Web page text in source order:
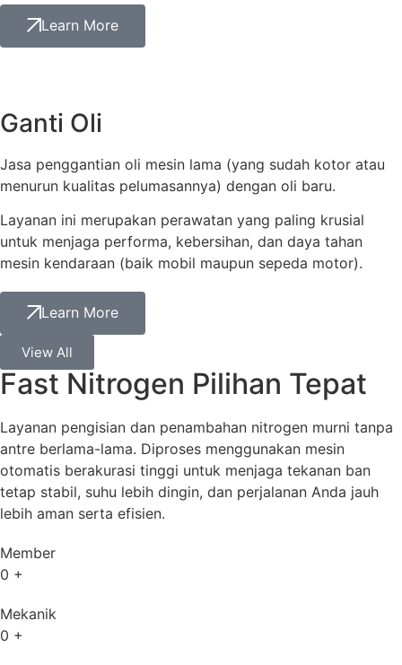
Learn More
Ganti Oli
Jasa penggantian oli mesin lama (yang sudah kotor atau
menurun kualitas pelumasannya) dengan oli baru.
Layanan ini merupakan perawatan yang paling krusial
untuk menjaga performa, kebersihan, dan daya tahan
mesin kendaraan (baik mobil maupun sepeda motor).
Learn More
View All
Fast Nitrogen Pilihan Tepat
Layanan pengisian dan penambahan nitrogen murni tanpa
antre berlama-lama. Diproses menggunakan mesin
otomatis berakurasi tinggi untuk menjaga tekanan ban
tetap stabil, suhu lebih dingin, dan perjalanan Anda jauh
lebih aman serta efisien.
Member
0 +
Mekanik
0 +